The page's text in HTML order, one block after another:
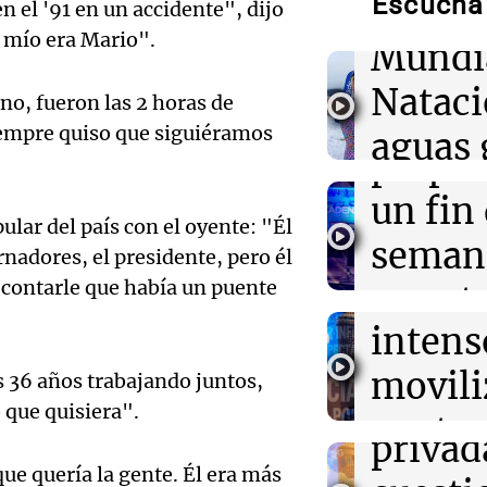
el '91 en un accidente", dijo
mío era Mario".
fueron las 2 horas de
quiso que siguiéramos
del país con el oyente: "Él
el presidente, pero él
que había un puente
36 años trabajando juntos,
quisiera".
quería la gente. Él era más
03:00 Espectáculos
El Rayo
Icardi y la
Madrid
Descuentos
entradas para
Disrupt 2026
Francisco: un
entre
aguas
frente
Turno
Audio.
un fin
y
ley de
Panorama
Episodios
Audio.
Audio.
el
Audio.